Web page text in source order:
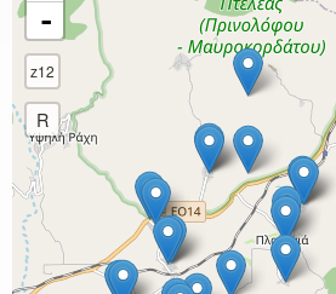
-
z12
R